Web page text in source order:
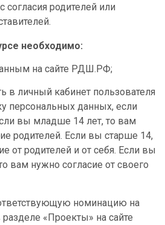
согласия родителей или
необходимо:
на сайте РДШ.РФ;
в личный кабинет пользователя
персональных данных, если
вы младше 14 лет, то вам
родителей. Если вы старше 14,
от родителей и от себя. Если вы
вам нужно согласие от своего
номинацию на
«Проекты» на сайте